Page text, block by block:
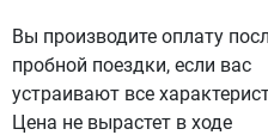
Вы производите оплату
пробной поездки, если вас
устраивают все
Цена не вырастет в ходе